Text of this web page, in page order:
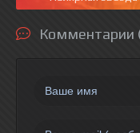
Комментарии